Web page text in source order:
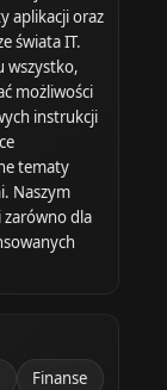
aplikacji oraz
świata IT.
wszystko,
możliwości
instrukcji
tematy
Naszym
zarówno dla
Finanse